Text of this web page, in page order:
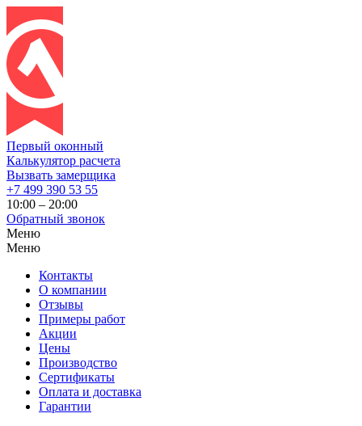
Первый оконный
Калькулятор расчета
Вызвать замерщика
+7 499 390 53 55
10:00 – 20:00
Обратный звонок
Меню
Меню
Контакты
О компании
Отзывы
Примеры работ
Акции
Цены
Производство
Сертификаты
Оплата и доставка
Гарантии